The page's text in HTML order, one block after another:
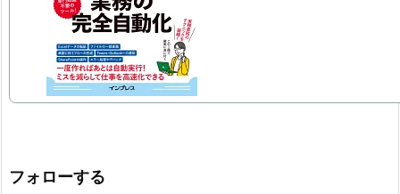
フォローする